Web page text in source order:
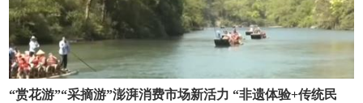
“赏花游”“采摘游”澎湃消费市场新活力 “非遗体验+传统民